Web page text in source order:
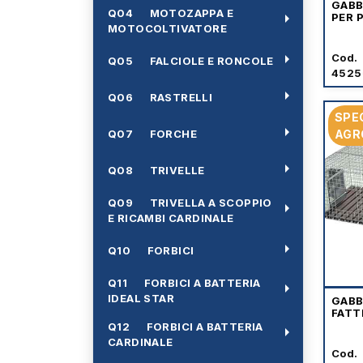
Q04 MOTOZAPPA E
MOTOCOLTIVATORE
arrow_right
Q05 FALCIOLE E RONCOLE arrow_right
Q06 RASTRELLI arrow_right
Q07 FORCHE arrow_right
Q08 TRIVELLE arrow_right
Q09 TRIVELLA A SCOPPIO
E RICAMBI CARDINALE
arrow_right
Q10 FORBICI arrow_right
Q11 FORBICI A BATTERIA
IDEAL STAR
arrow_right
Q12 FORBICI A BATTERIA
CARDINALE
arrow_right
PER
Cod.
Cod.